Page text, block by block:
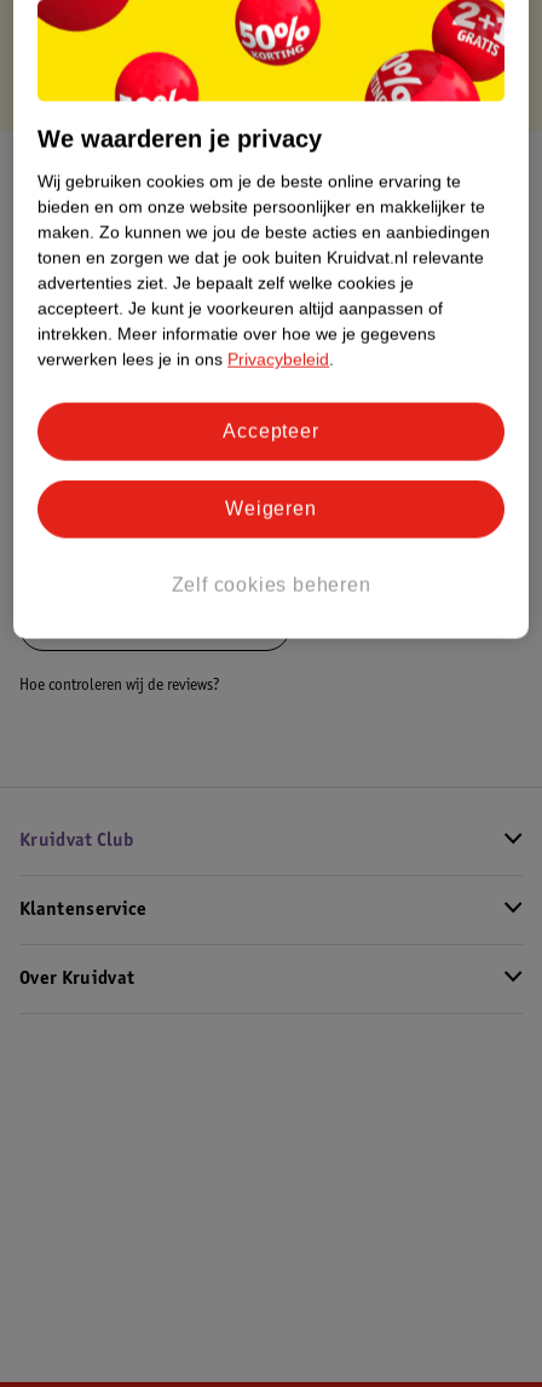
Gratis punten met je Kruidvat kaart
Over dit product
Productinformatie
Nature Impact Score
Dit product heeft (nog) geen Nature
Impact Score.
Bestel & Bezorginformatie
Hoe controleren wij de reviews?
Kruidvat Club
Klantenservice
Over Kruidvat
We waarderen je privacy
Wij gebruiken cookies om je de beste online ervaring te
bieden en om onze website persoonlijker en makkelijker te
maken. Zo kunnen we jou de beste acties en aanbiedingen
tonen en zorgen we dat je ook buiten Kruidvat.nl relevante
advertenties ziet. Je bepaalt zelf welke cookies je
accepteert. Je kunt je voorkeuren altijd aanpassen of
intrekken. Meer informatie over hoe we je gegevens
verwerken lees je in ons Privacybeleid.
Zelf cookies beheren
Weigeren
Accepteer